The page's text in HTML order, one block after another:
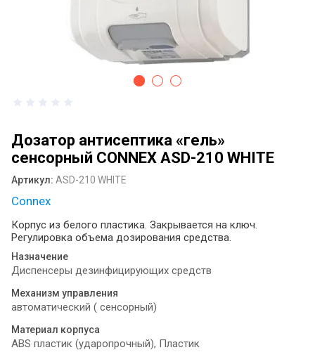
Дозаторы для жидкого мыла и
антисептика: как выбрать идеальное
решение для вашего пространства ?
Сушилка для рук монтаж
Электрические сушилки для рук:
санитарных зон
Оснащение общественных санузлов:
спасают репутацию бизнеса
Примеры определения системы Tork
для диспенсеров туалетной бумаги
Листовая туалетная бумага или
Дозатор антисептика «гель»
сенсорный CONNEX ASD-210 WHITE
Артикул: ASD-210 WHITE
Connex
Корпус из белого пластика. Закрывается на ключ.
Регулировка объема дозирования средства.
Назначение
Диспенсеры дезинфицирующих средств
Механизм управления
автоматический ( сенсорный)
Материал корпуса
ABS пластик (ударопрочный), Пластик